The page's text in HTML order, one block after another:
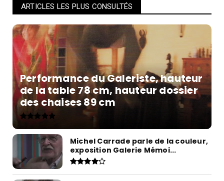
ARTICLES LES PLUS CONSULTÉS
Performance du Galeriste, hauteur
de la table 78 cm, hauteur dossier
des chaises 89 cm
Michel Carrade parle de la couleur,
exposition Galerie Mémoi...